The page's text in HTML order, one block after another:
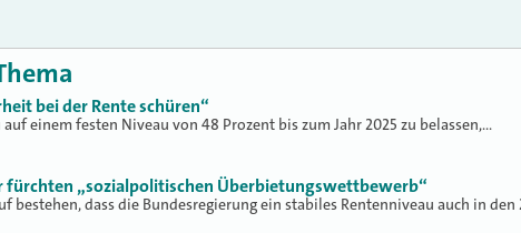
bei der Rente schüren“
auf einem festen Niveau von 48 Prozent bis zum Jahr 2025 zu belassen,…
fürchten „sozialpolitischen Überbietungswettbewerb“
bestehen, dass die Bundesregierung ein stabiles Rentenniveau auch in den